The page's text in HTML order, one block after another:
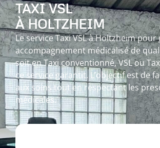
TAXI VSL
À HOLTZHEIM
Le service Taxi VSL à Holtzheim
accompagnement médicalisé de
soit en Taxi conventionné, VSL ou
ce service garantit. L’objectif est de
aux soins tout en respectant les
médicales.